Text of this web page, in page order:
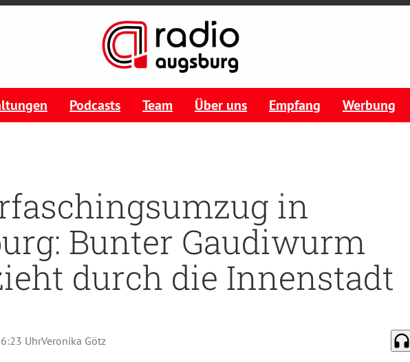
Podcasts Team Über uns Empfang Werbung
in
Bunter Gaudiwurm
durch die Innenstadt
UhrVeronika Götz headphones